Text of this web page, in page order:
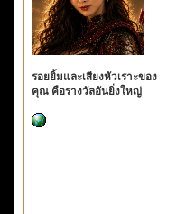
รอยยิ้มและเสียงหัวเราะของ
คุณ คือรางวัลอันยิ่งใหญ่